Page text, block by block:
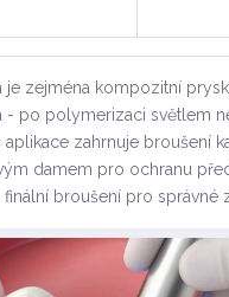
je zejména kompozitní
- po polymerizaci světlem
zahrnuje broušení
damem pro ochranu
broušení pro správné